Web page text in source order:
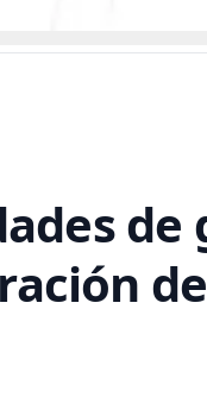
de